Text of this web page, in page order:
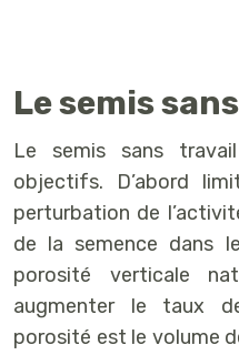
Le semis
Le semis sans
objectifs. D’abord
perturbation de
de la semence dans
porosité verticale
augmenter le taux
porosité est le volume